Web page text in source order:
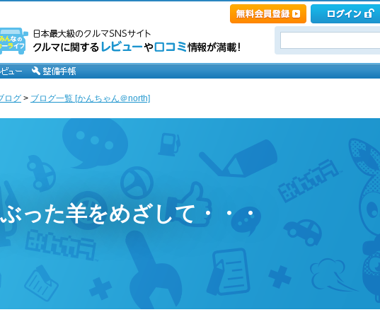
ログ > ブログ一覧 [かんちゃん＠north]
った羊をめざして・・・